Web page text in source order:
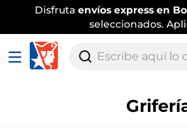
Disfruta envíos express en
seleccionados.
Escribe aquí lo que